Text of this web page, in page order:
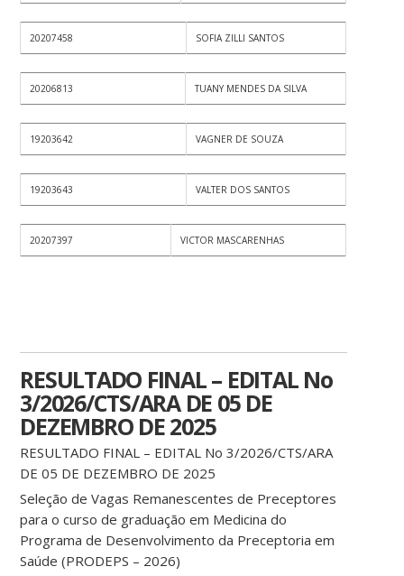
20207458 SOFIA ZILLI SANTOS
20206813 TUANY MENDES DA SILVA
19203642 VAGNER DE SOUZA
19203643 VALTER DOS SANTOS
20207397 VICTOR MASCARENHAS
RESULTADO FINAL – EDITAL No
3/2026/CTS/ARA DE 05 DE
DEZEMBRO DE 2025
RESULTADO FINAL – EDITAL No 3/2026/CTS/ARA
DE 05 DE DEZEMBRO DE 2025
Seleção de Vagas Remanescentes de Preceptores
para o curso de graduação em Medicina do
Programa de Desenvolvimento da Preceptoria em
Saúde (PRODEPS – 2026)